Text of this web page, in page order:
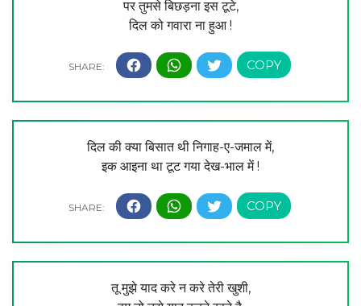
पर तुमसे बिछड़ना इस टूटे,
दिल को गवारा ना हुआ !
दिल की क्या बिसात थी निगाह-ए-जमाल में,
इक आइना था टूट गया देख-भाल में !
तू मुझे याद करे न करे तेरी खुशी,